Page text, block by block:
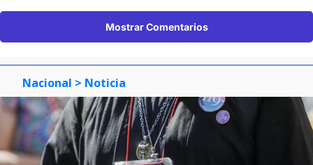
Mostrar Comentarios
Nacional > Noticia